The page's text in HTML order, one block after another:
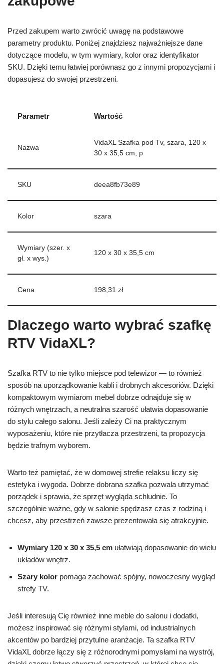
Przed zakupem warto zwrócić uwagę na podstawowe
parametry produktu. Poniżej znajdziesz najważniejsze dane
dotyczące modelu, w tym wymiary, kolor oraz identyfikator
SKU. Dzięki temu łatwiej porównasz go z innymi propozycjami i
dopasujesz do swojej przestrzeni.
Parametr Wartość
Nazwa
VidaXL Szafka pod Tv, szara, 120 x
30 x 35,5 cm, p
SKU deea8fb73e89
Kolor szara
Wymiary (szer. x
gł. x wys.)
120 x 30 x 35,5 cm
Cena 198,31 zł
Dlaczego warto wybrać szafkę
RTV VidaXL?
Szafka RTV to nie tylko miejsce pod telewizor — to również
sposób na uporządkowanie kabli i drobnych akcesoriów. Dzięki
kompaktowym wymiarom mebel dobrze odnajduje się w
różnych wnętrzach, a neutralna szarość ułatwia dopasowanie
do stylu całego salonu. Jeśli zależy Ci na praktycznym
wyposażeniu, które nie przytłacza przestrzeni, ta propozycja
będzie trafnym wyborem.
Warto też pamiętać, że w domowej strefie relaksu liczy się
estetyka i wygoda. Dobrze dobrana szafka pozwala utrzymać
porządek i sprawia, że sprzęt wygląda schludnie. To
szczególnie ważne, gdy w salonie spędzasz czas z rodziną i
chcesz, aby przestrzeń zawsze prezentowała się atrakcyjnie.
Wymiary 120 x 30 x 35,5 cm ułatwiają dopasowanie do wielu
układów wnętrz.
Szary kolor pomaga zachować spójny, nowoczesny wygląd
strefy TV.
Jeśli interesują Cię również inne meble do salonu i dodatki,
możesz inspirować się różnymi stylami, od industrialnych
akcentów po bardziej przytulne aranżacje. Ta szafka RTV
VidaXL dobrze łączy się z różnorodnymi pomysłami na wystrój,